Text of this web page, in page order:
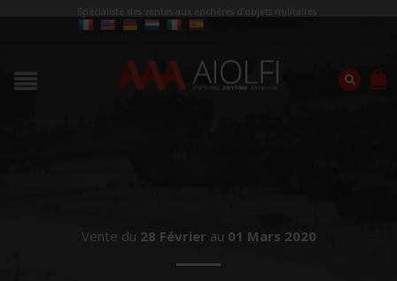
Spécialiste des ventes aux enchères d'objets militaires
Vente du 28 Février au 01 Mars 2020